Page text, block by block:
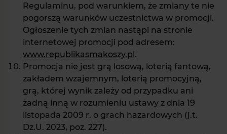
Regulaminu, pod warunkiem, że zmiany te nie
pogorszą warunków uczestnictwa w promocji.
Ogłoszenie tych zmian nastąpi na stronie
internetowej promocji pod adresem:
www.republikasmakoszy.pl.
Promocja nie jest grą losową, loterią fantową,
zakładem wzajemnym, loterią promocyjną,
grą, której wynik zależy od przypadku ani
żadną inną w rozumieniu ustawy z dnia 19
listopada 2009 r. o grach hazardowych (j.t.
Dz.U. 2023, poz. 227).